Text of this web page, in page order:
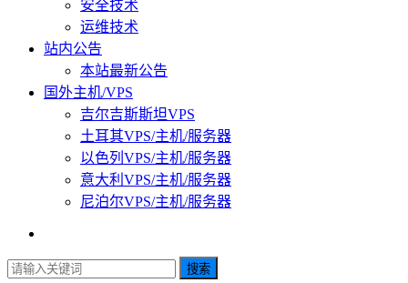
安全技术
运维技术
站内公告
本站最新公告
国外主机/VPS
吉尔吉斯斯坦VPS
土耳其VPS/主机/服务器
以色列VPS/主机/服务器
意大利VPS/主机/服务器
尼泊尔VPS/主机/服务器
搜索